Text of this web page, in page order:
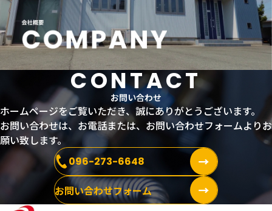
CONTACT
お問い合わせ
ホームページをご覧いただき、誠にありがとうございます。
お問い合わせは、お電話または、お問い合わせフォームよりお
願い致します。
096-273-6648
お問い合わせフォーム